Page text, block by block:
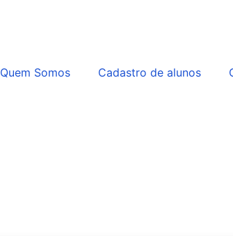
Quem Somos Cadastro de alunos